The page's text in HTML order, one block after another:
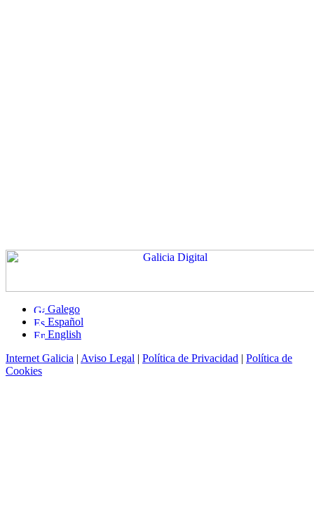
Galego
Español
English
Internet Galicia | Aviso Legal | Política de Privacidad | Política de
Cookies